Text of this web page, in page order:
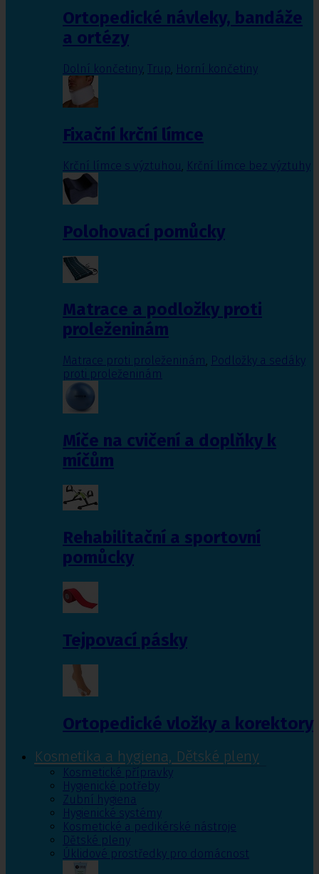
Ortopedické návleky, bandáže
a ortézy
Dolní končetiny, Trup, Horní končetiny
Fixační krční límce
Krční límce s výztuhou Krční límce bez výztuhy
Polohovací pomůcky
Matrace a podložky proti
proleženinám
Matrace proti proleženinám, Podložky a sedáky
proti proleženinám
Míče na cvičení a doplňky k
míčům
Rehabilitační a sportovní
pomůcky
Tejpovací pásky
Ortopedické vložky a korektory
Kosmetika a hygiena, Dětské pleny
Kosmetické přípravky
Hygienické potřeby
Zubní hygiena
Hygienické systémy
Kosmetické a pedikérské nástroje
Dětské pleny
Úklidové prostředky pro domácnost